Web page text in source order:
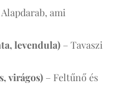
ami
levendula) – Tavaszi
virágos) – Feltűnő és